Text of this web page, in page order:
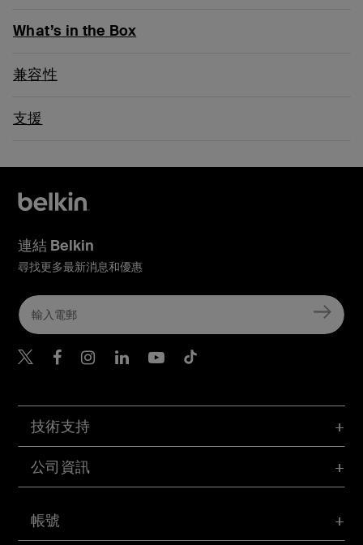
What’s in the Box
兼容性
支援
帳號
技術支持
公司資訊
連結 Belkin
尋找更多最新消息和優惠
Belkin Twitter
Belkin Hong Kong
Belkin Instagram
Belkin Hong Kong
Belkin Youtube
Belkin TikTok